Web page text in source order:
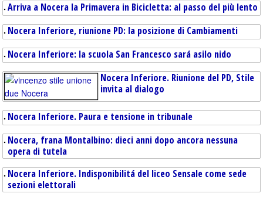
Arriva a Nocera la Primavera in Bicicletta: al passo del più lento
Nocera Inferiore, riunione PD: la posizione di Cambiamenti
Nocera Inferiore: la scuola San Francesco sará asilo nido
Nocera Inferiore. Riunione del PD, Stile
invita al dialogo
Nocera Inferiore. Paura e tensione in tribunale
Nocera, frana Montalbino: dieci anni dopo ancora nessuna
opera di tutela
Nocera Inferiore. Indisponibilitá del liceo Sensale come sede
sezioni elettorali